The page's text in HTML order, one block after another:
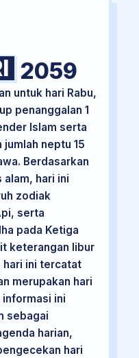
2059
untuk hari Rabu,
penanggalan 1
Islam serta
jumlah neptu 15
Berdasarkan
hari ini
zodiak
serta
pada Ketiga
keterangan libur
hari ini tercatat
merupakan hari
informasi ini
sebagai
harian,
hari